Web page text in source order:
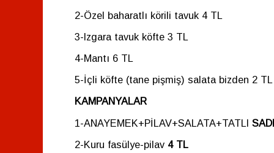
2-Özel baharatlı körili tavuk 4 TL
3-Izgara tavuk köfte 3 TL
4-Mantı 6 TL
5-İçli köfte (tane pişmiş) salata bizden 2 TL
KAMPANYALAR
1-ANAYEMEK+PİLAV+SALATA+TATLI
2-Kuru fasülye-pilav 4 TL